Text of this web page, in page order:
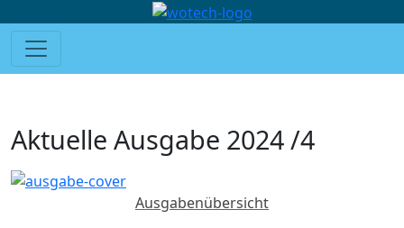
Aktuelle Ausgabe 2024 /4
Ausgabenübersicht